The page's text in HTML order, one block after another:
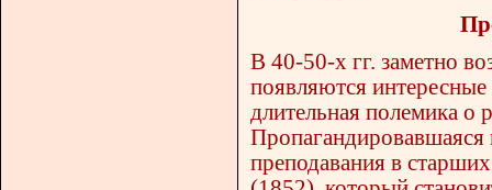
В 40-50-х гг. заметно
появляются
длительная полемика о
Пропагандировавшаяся
преподавания в